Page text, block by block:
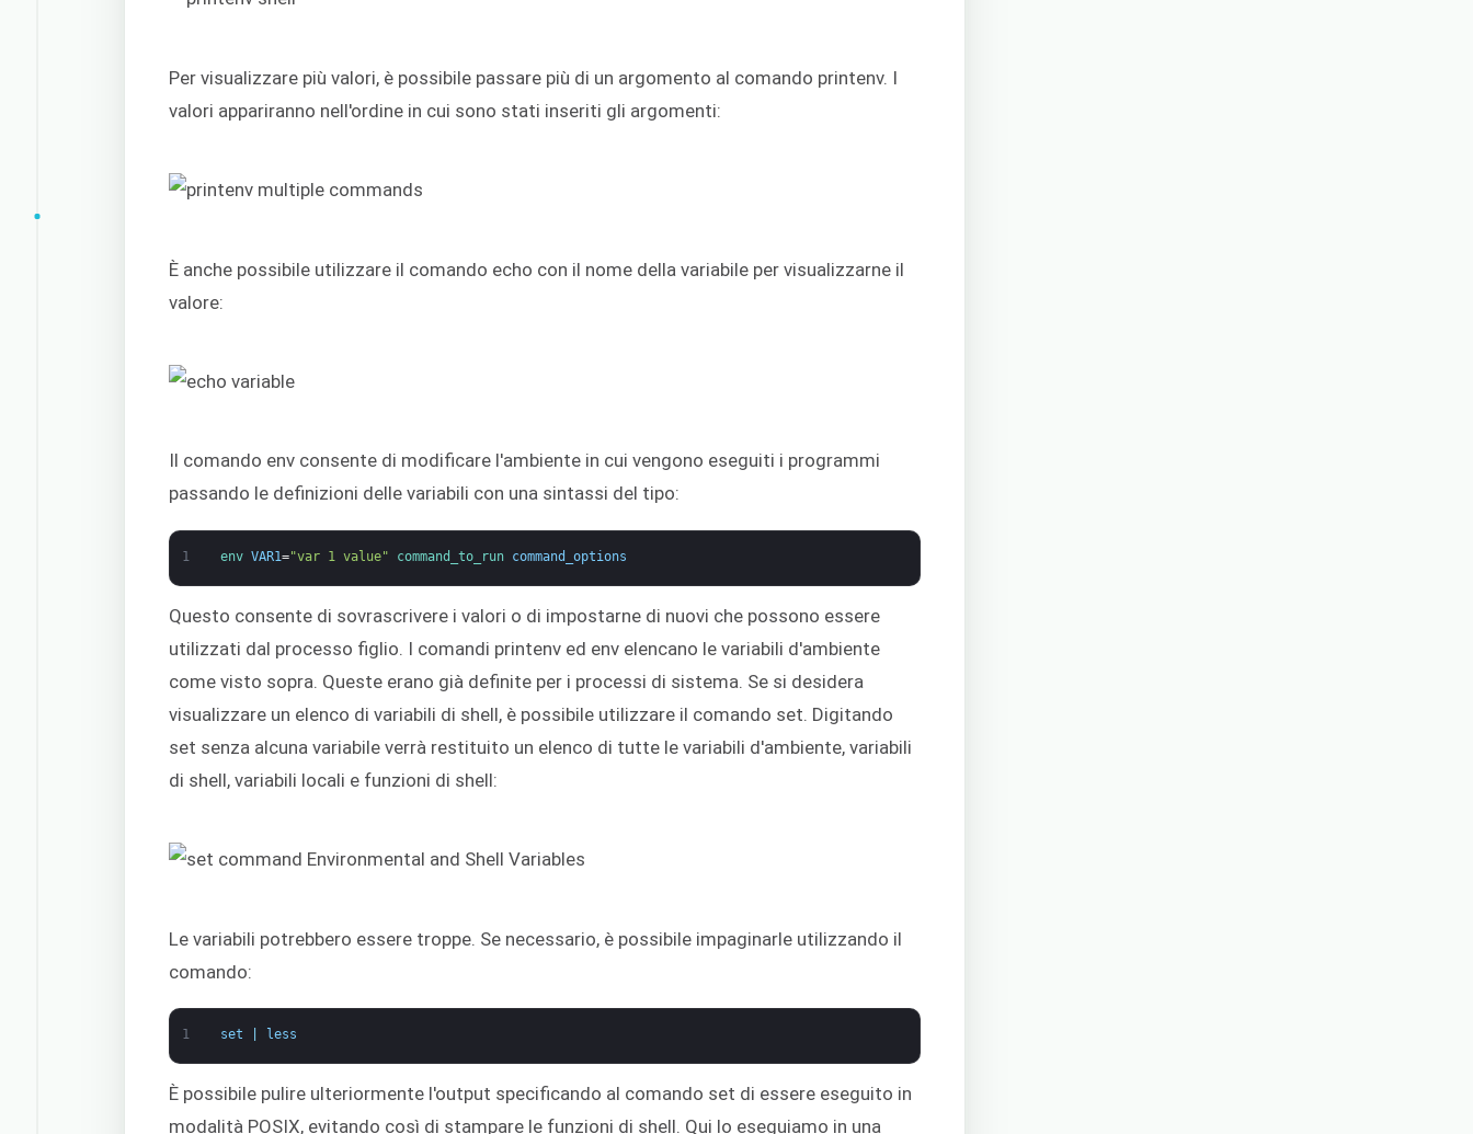
Per visualizzare più valori, è possibile passare più di un argomento al comando printenv. I
valori appariranno nell'ordine in cui sono stati inseriti gli argomenti:
È anche possibile utilizzare il comando echo con il nome della variabile per visualizzarne il
valore:
Il comando env consente di modificare l'ambiente in cui vengono eseguiti i programmi
passando le definizioni delle variabili con una sintassi del tipo:
1 env VAR1="var 1 value" command_to_run command_options
Questo consente di sovrascrivere i valori o di impostarne di nuovi che possono essere
utilizzati dal processo figlio. I comandi printenv ed env elencano le variabili d'ambiente
come visto sopra. Queste erano già definite per i processi di sistema. Se si desidera
visualizzare un elenco di variabili di shell, è possibile utilizzare il comando set. Digitando
set senza alcuna variabile verrà restituito un elenco di tutte le variabili d'ambiente, variabili
di shell, variabili locali e funzioni di shell:
Le variabili potrebbero essere troppe. Se necessario, è possibile impaginarle utilizzando il
comando:
1 set less
È possibile pulire ulteriormente l'output specificando al comando set di essere eseguito in
modalità POSIX, evitando così di stampare le funzioni di shell. Qui lo eseguiamo in una